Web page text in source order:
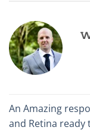
An Amazing
and Retina ready